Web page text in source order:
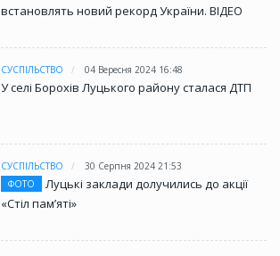
встановлять новий рекорд України. ВІДЕО
СУСПІЛЬСТВО 04 Вересня 2024 16:48
У селі Борохів Луцького району сталася ДТП
СУСПІЛЬСТВО
30 Серпня 2024 21:53
ФОТО
Луцькі заклади долучились до акції
«Стіл памʼяті»